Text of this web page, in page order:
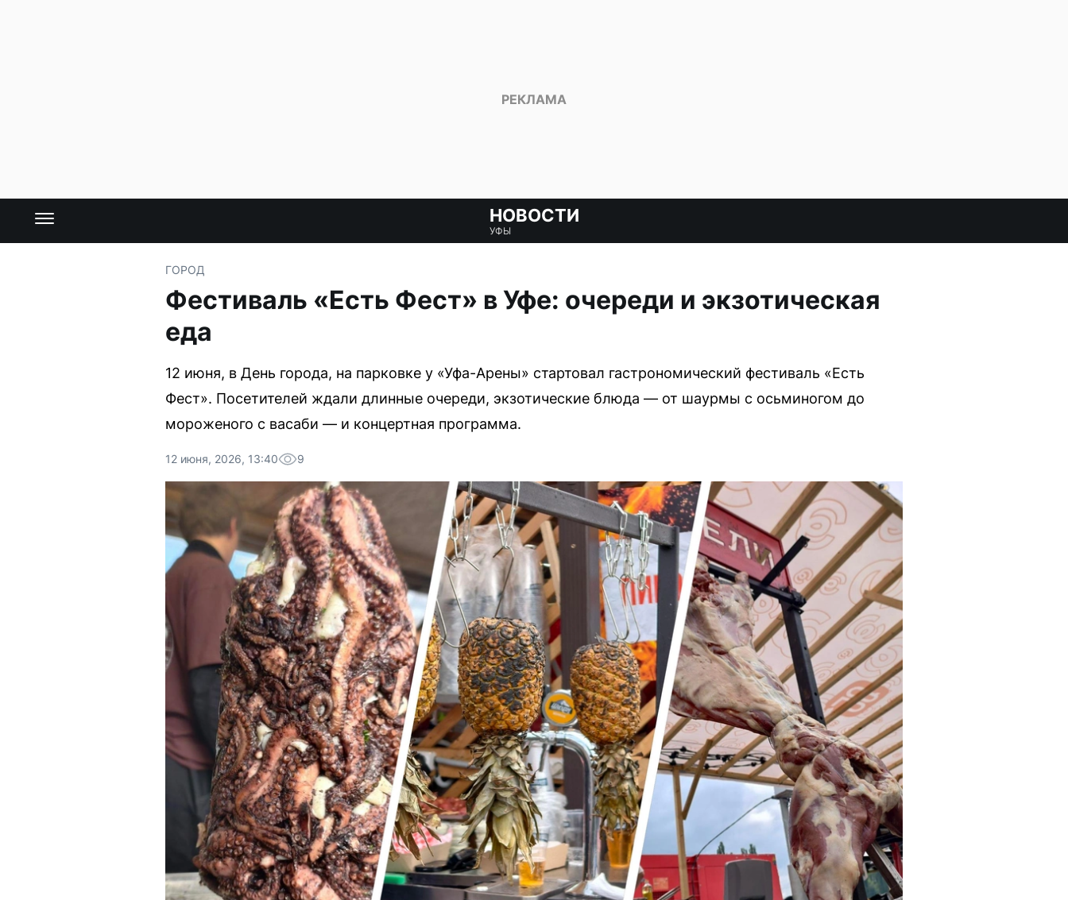
НОВОСТИ
УФЫ
ГОРОД
Фестиваль «Есть Фест» в Уфе: очереди и экзотическая
еда
12 июня, в День города, на парковке у «Уфа-Арены» стартовал гастрономический фестиваль «Есть
Фест». Посетителей ждали длинные очереди, экзотические блюда — от шаурмы с осьминогом до
мороженого с васаби — и концертная программа.
12 июня, 2026, 13:40 9